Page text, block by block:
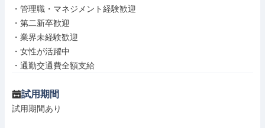
・管理職・マネジメント経験歓迎
・第二新卒歓迎
・業界未経験歓迎
・女性が活躍中
・通勤交通費全額支給
試用期間
試用期間あり